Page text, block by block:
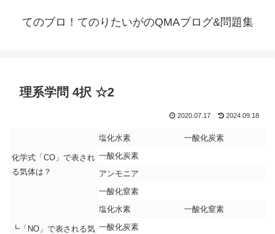
てのブロ！てのりたいがのQMAブログ&問題集
理系学問 4択 ☆2
2020.07.17 2024.09.18
化学式「CO」で表され
る気体は？
塩化水素
一酸化炭素
一酸化炭素
アンモニア
一酸化窒素
┗「NO」で表される気
塩化水素
一酸化窒素
一酸化炭素